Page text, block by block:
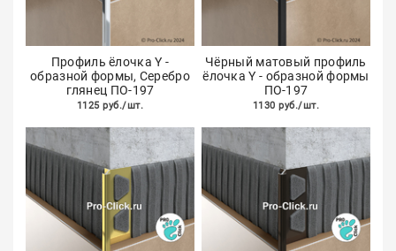
Профиль ёлочка Y -
образной формы, Серебро
глянец ПО-197
1125 руб./шт.
Чёрный матовый профиль
ёлочка Y - образной формы
ПО-197
1130 руб./шт.